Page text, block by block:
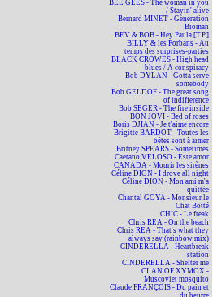
BEE GEES - The woman in you
/ Stayin' alive
Bernard MINET - Génération
Bioman
BEV & BOB - Hey Paula [T.P.]
BILLY & les Forbans - Au
temps des surprises-parties
BLACK CROWES - High head
blues / A conspiracy
Bob DYLAN - Gotta serve
somebody
Bob GELDOF - The great song
of indifference
Bob SEGER - The fire inside
BON JOVI - Bed of roses
Boris DJIAN - Je t'aime encore
Brigitte BARDOT - Toutes les
bêtes sont à aimer
Britney SPEARS - Sometimes
Caetano VELOSO - Este amor
CANADA - Mourir les sirènes
Céline DION - I drove all night
Céline DION - Mon ami m'a
quittée
Chantal GOYA - Monsieur le
Chat Botté
CHIC - Le freak
Chris REA - On the beach
Chris REA - That's what they
always say (rainbow mix)
CINDERELLA - Heartbreak
station
CINDERELLA - Shelter me
CLAN OF XYMOX -
Muscoviet mosquito
Claude FRANÇOIS - Du pain et
du beurre